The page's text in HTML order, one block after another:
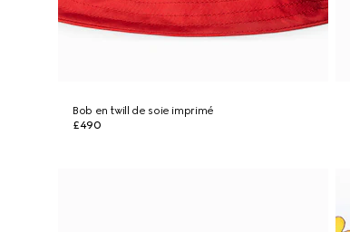
Bob en twill de soie imprimé
£490